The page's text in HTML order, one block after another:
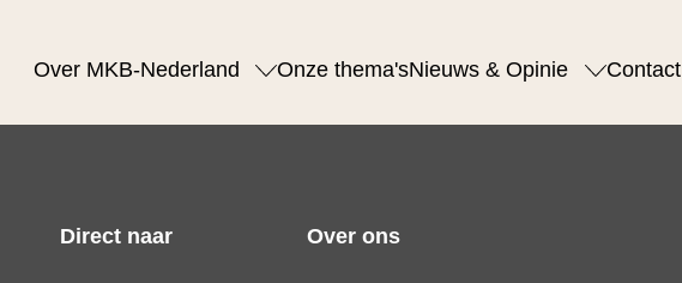
Over MKB-Nederland Onze thema'sNieuws & Opinie Contact
Direct naar Over ons